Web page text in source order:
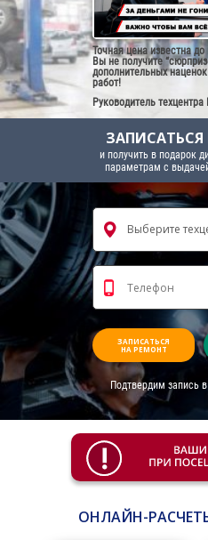
Точная цена известна
Вы не получите
дополнительных
работ!
Руководитель техцентра
и получить в подарок
параметрам с
ЗАПИСАТЬСЯ
НА РЕМОНТ
Подтвердим запись
ОНЛАЙН-